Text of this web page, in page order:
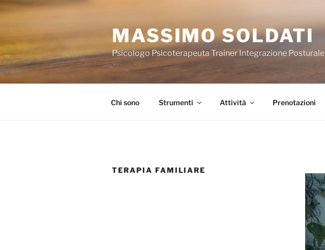
Salta
MASSIMO SOLDATI
Psicologo Psicoterapeuta Trainer Integrazione Posturale
Chi sono Strumenti Attività Prenotazioni
TERAPIA FAMILIARE